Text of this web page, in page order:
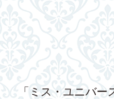
「ミス・ユニバ